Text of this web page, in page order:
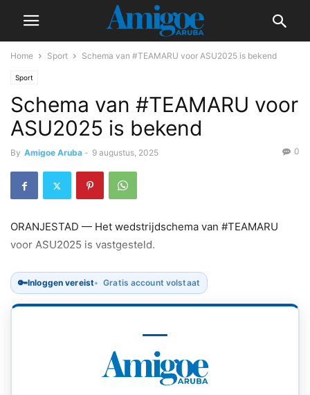
Home Sport Schema van #TEAMARU voor ASU2025 is bekend
Sport
Schema van #TEAMARU voor
ASU2025 is bekend
By Amigoe Aruba - 9 augustus, 2025 0
ORANJESTAD — Het wedstrijdschema van #TEAMARU
voor ASU2025 is vastgesteld.
🔑Inloggen vereist Gratis account volstaat